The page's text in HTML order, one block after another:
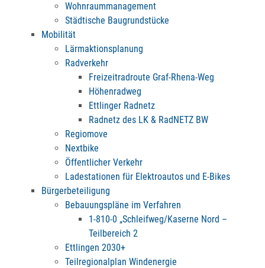
Wohnraummanagement
Städtische Baugrundstücke
Mobilität
Lärmaktionsplanung
Radverkehr
Freizeitradroute Graf-Rhena-Weg
Höhenradweg
Ettlinger Radnetz
Radnetz des LK & RadNETZ BW
Regiomove
Nextbike
Öffentlicher Verkehr
Ladestationen für Elektroautos und E-Bikes
Bürgerbeteiligung
Bebauungspläne im Verfahren
1-810-0 „Schleifweg/Kaserne Nord –
Teilbereich 2
Ettlingen 2030+
Teilregionalplan Windenergie